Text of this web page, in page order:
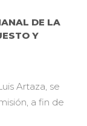
DE LA
Y
Artaza, se
a fin de